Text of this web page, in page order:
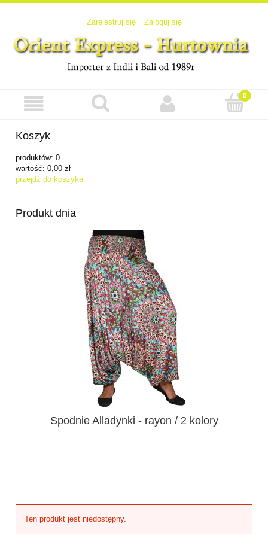
Zarejestruj się Zaloguj się
Koszyk
produktów: 0
wartość: 0,00 zł
przejdź do koszyka
Produkt dnia
Spodnie Alladynki - rayon / 2 kolory
Ten produkt jest niedostępny.